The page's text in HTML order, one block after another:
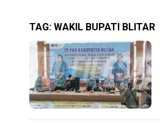
TAG: WAKIL BUPATI BLITAR